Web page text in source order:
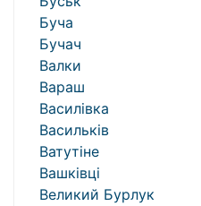
Буча
Бучач
Валки
Вараш
Василівка
Васильків
Ватутіне
Вашківці
Великий Бурлук